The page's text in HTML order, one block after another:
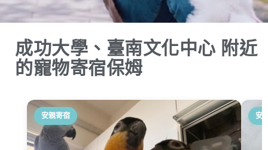
成功大學、臺南文化中心 附近
的寵物寄宿保姆
安親寄宿 安